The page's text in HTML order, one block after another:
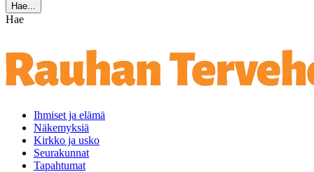
Hae...
Hae
Ihmiset ja elämä
Näkemyksiä
Kirkko ja usko
Seurakunnat
Tapahtumat